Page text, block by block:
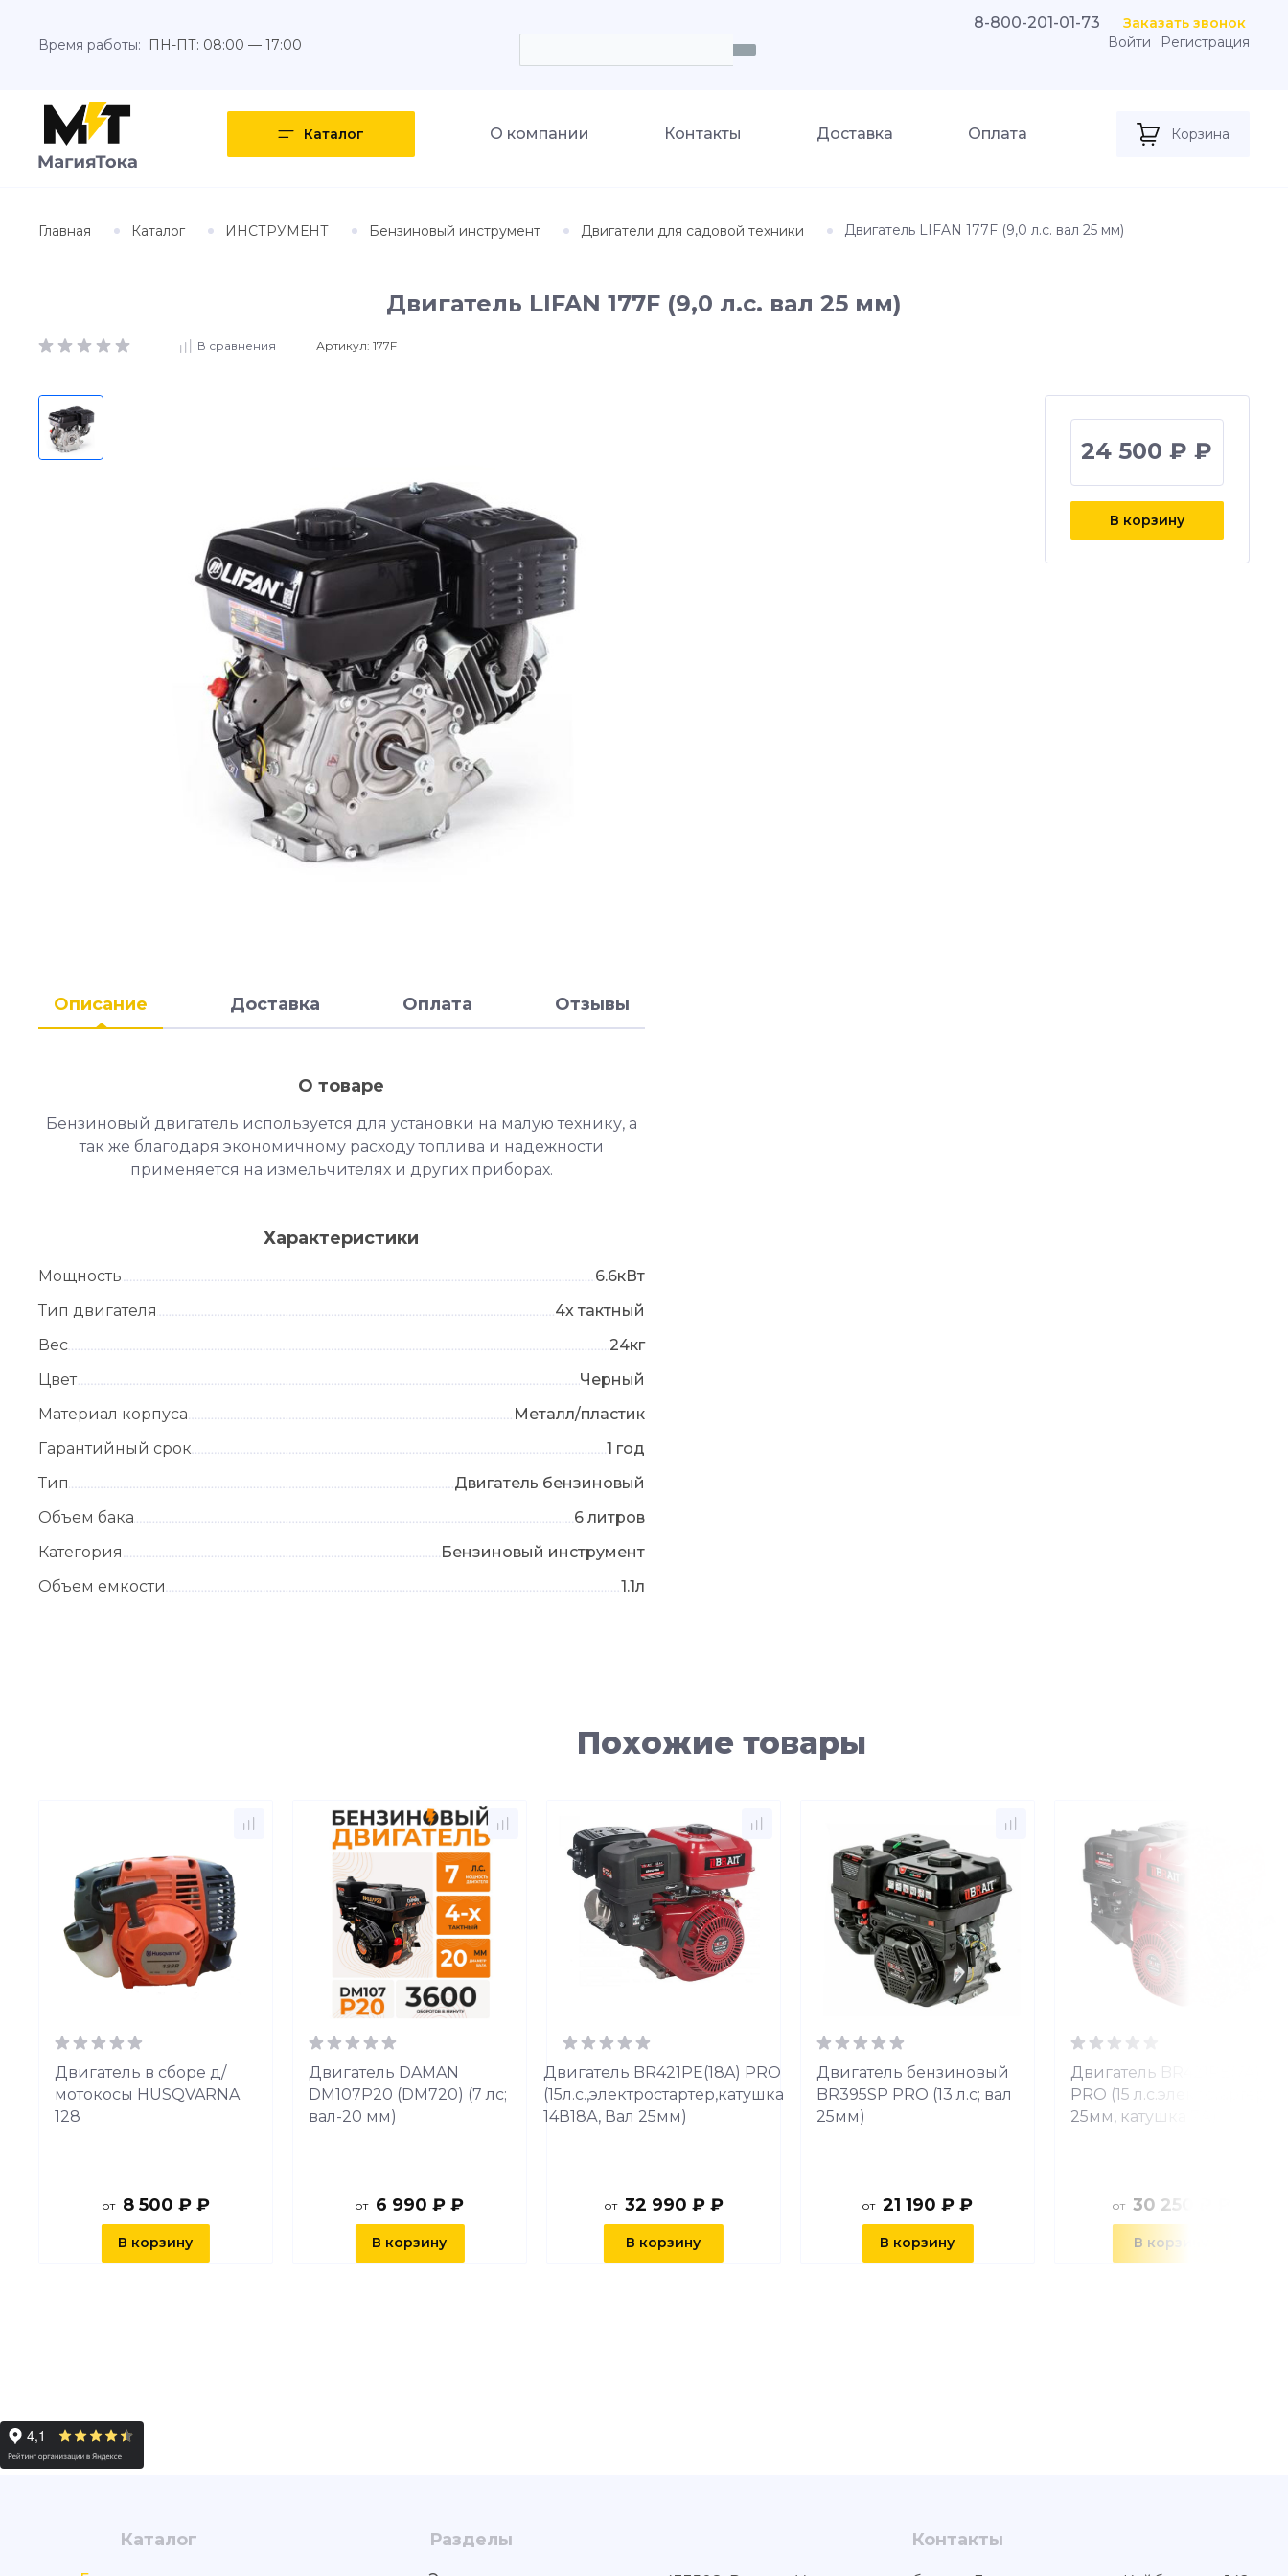
Время работы: ПН-ПТ: 08:00 — 17:00
8-800-201-01-73
Заказать звонок
Войти
Регистрация
Каталог О компании Контакты Доставка Оплата Корзина
Главная Каталог ИНСТРУМЕНТ Бензиновый инструмент Двигатели для садовой техники Двигатель LIFAN 177F (9,0 л.с. вал 25 мм)
Двигатель LIFAN 177F (9,0 л.с. вал 25 мм)
В сравнения Артикул: 177F
Описание Доставка Оплата Отзывы
О товаре
Бензиновый двигатель используется для установки на малую технику, а
так же благодаря экономичному расходу топлива и надежности
применяется на измельчителях и других приборах.
Характеристики
Мощность
6.6кВт
Тип двигателя
4х тактный
Вес
24кг
Цвет
Черный
Материал корпуса
Металл/пластик
Гарантийный срок
1 год
Тип
Двигатель бензиновый
Объем бака
6 литров
Категория
Бензиновый инструмент
Объем емкости
1.1л
24 500 ₽ ₽
В корзину
Похожие товары
Двигатель в сборе д/
мотокосы HUSQVARNA
128
от 8 500 ₽ ₽
В корзину
Двигатель DAMAN
DM107P20 (DM720) (7 лс;
вал-20 мм)
от 6 990 ₽ ₽
В корзину
Двигатель BR421PE(18A) PRO
(15л.с.,электростартер,катушка
14В18А, Вал 25мм)
от 32 990 ₽ ₽
В корзину
Двигатель бензиновый
BR395SP PRO (13 л.с; вал
25мм)
от 21 190 ₽ ₽
В корзину
Двигатель BR421PE(7A)
PRO (15 л.с.элект.стартер,
25мм, катушка 7А)
от 30 250 ₽ ₽
В корзину
Каталог Разделы Контакты